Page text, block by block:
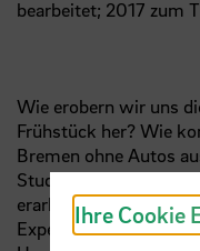
bearbeitet; 2017 zum
Wie erobern wir uns
Frühstück her? Wie
Bremen ohne Autos
Studierenden gestellt
erarbeitet haben,
Experten zur Mobiliät
Ihre Cookie